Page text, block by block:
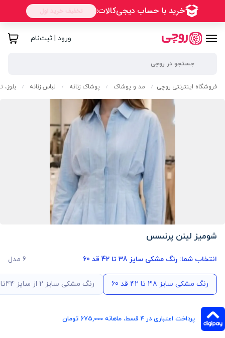
ورود | ثبت‌نام
فروشگاه اینترنتی روچی / مد و پوشاک / پوشاک زنانه / لباس زنانه /
شومیز لینن پرنسس
انتخاب شما: رنگ مشکی سایز 38 تا 42 قد 60 6 مدل
رنگ مشکی سایز 38 تا 42 قد 60 رنگ مشکی سایز 2 از سایز 44تا 48 قد 65
پرداخت اعتباری در ۴ قسط، ماهانه 675,000 تومان